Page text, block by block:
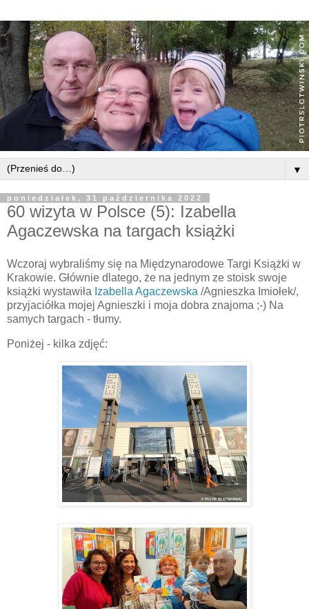
▼
poniedziałek, 31 października 2022
60 wizyta w Polsce (5): Izabella
Agaczewska na targach książki
Wczoraj wybraliśmy się na Międzynarodowe Targi Książki w
Krakowie. Głównie dlatego, że na jednym ze stoisk swoje
książki wystawiła Izabella Agaczewska /Agnieszka Imiołek/,
przyjaciółka mojej Agnieszki i moja dobra znajoma ;-) Na
samych targach - tłumy.
Poniżej - kilka zdjęć: